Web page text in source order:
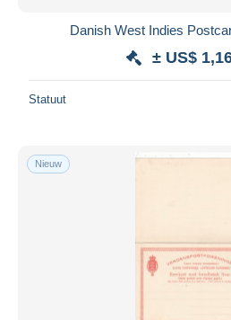
Danish West Indies
± US$
Statuut
Nieuw